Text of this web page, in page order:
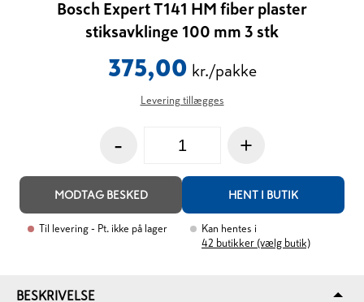
Bosch Expert T141 HM fiber plaster
stiksavklinge 100 mm 3 stk
375,00 kr./pakke
Levering tillægges
- +
MODTAG BESKED HENT I BUTIK
Til levering - Pt. ikke på lager
Kan hentes i
42 butikker (vælg butik)
BESKRIVELSE